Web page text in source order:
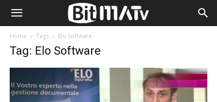
Home Tags Elo Software
Tag: Elo Software